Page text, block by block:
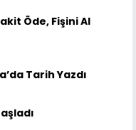
Öde, Fişini Al
Tarih Yazdı